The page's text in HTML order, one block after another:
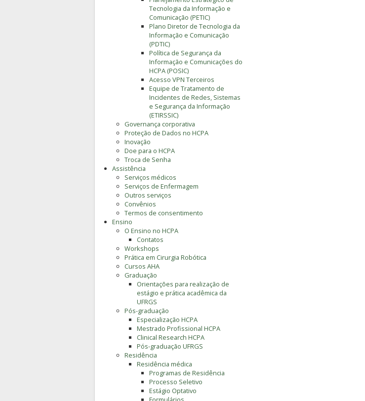
Tecnologia da Informação e
Comunicação (PETIC)
Plano Diretor de Tecnologia da
Informação e Comunicação
(PDTIC)
Política de Segurança da
Informação e Comunicações do
HCPA (POSIC)
Acesso VPN Terceiros
Equipe de Tratamento de
Incidentes de Redes, Sistemas
e Segurança da Informação
(ETIRSSIC)
Governança corporativa
Proteção de Dados no HCPA
Inovação
Doe para o HCPA
Troca de Senha
Assistência
Serviços médicos
Serviços de Enfermagem
Outros serviços
Convênios
Termos de consentimento
Ensino
O Ensino no HCPA
Contatos
Workshops
Prática em Cirurgia Robótica
Cursos AHA
Graduação
Orientações para realização de
estágio e prática acadêmica da
UFRGS
Pós-graduação
Especialização HCPA
Mestrado Profissional HCPA
Clinical Research HCPA
Pós-graduação UFRGS
Residência
Residência médica
Programas de Residência
Processo Seletivo
Estágio Optativo